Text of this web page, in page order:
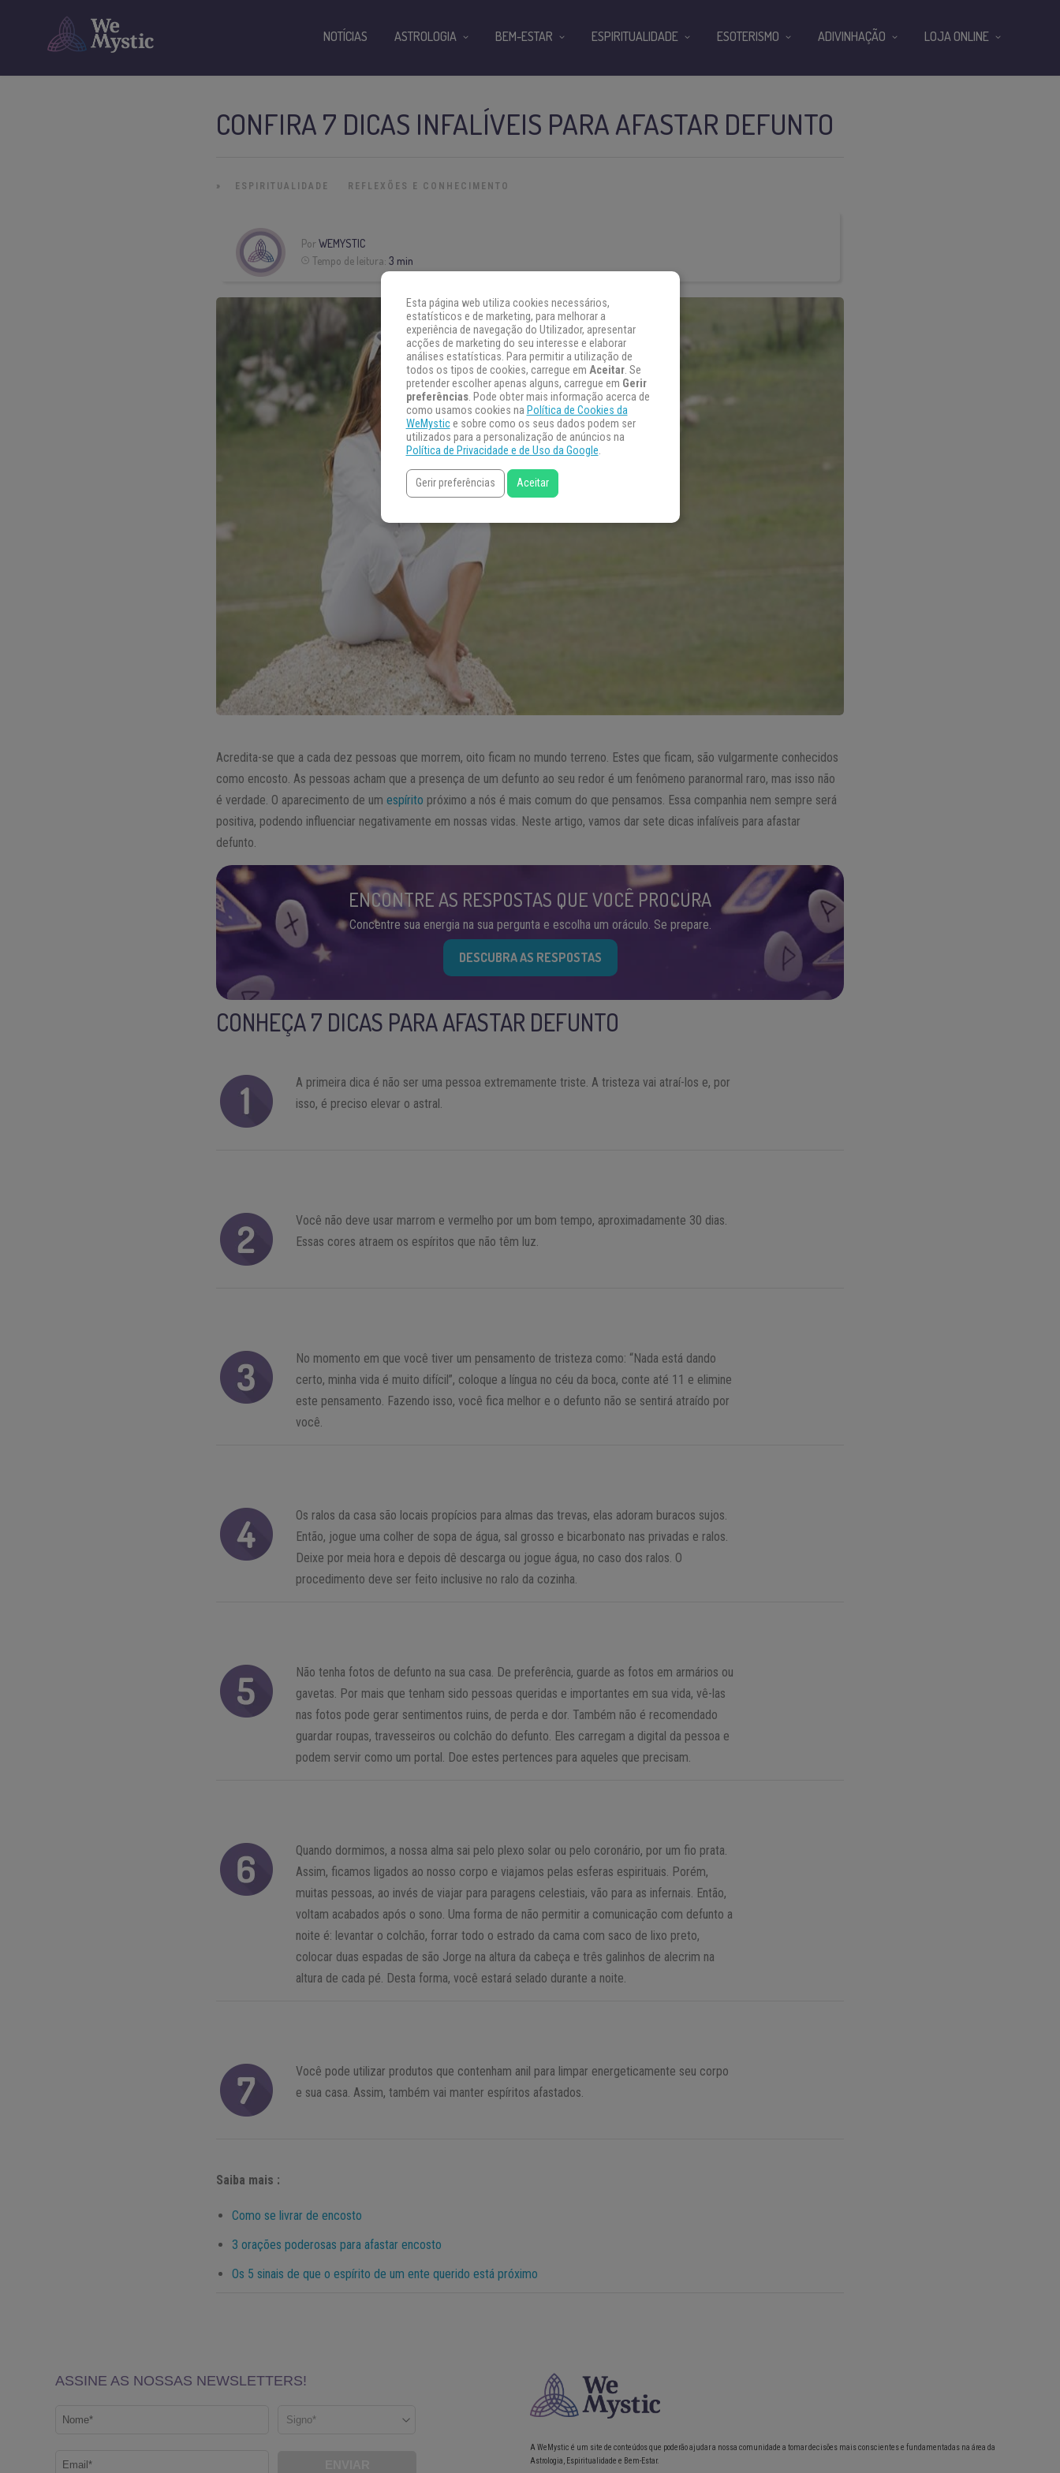
CONFIRA 7 DICAS INFALÍVEIS PARA AFASTAR DEFUNTO
» ESPIRITUALIDADE REFLEXÕES E CONHECIMENTO
PorWEMYSTIC
Tempo de leitura:3 min
Acredita-se que a cada dez pessoas que morrem, oito ficam no mundo terreno. Estes que ficam, são vulgarmente conhecidos
como encosto. As pessoas acham que a presença de um defunto ao seu redor é um fenômeno paranormal raro, mas isso não
é verdade. O aparecimento de umespírito próximo a nós é mais comum do que pensamos. Essa companhia nem sempre será
positiva, podendo influenciar negativamente em nossas vidas. Neste artigo, vamos dar sete dicas infalíveis para afastar
defunto.
ENCONTRE AS RESPOSTAS QUE VOCÊ PROCURA
Concentre sua energia na sua pergunta e escolha um oráculo. Se prepare.
DESCUBRA AS RESPOSTAS
CONHEÇA 7 DICAS PARA AFASTAR DEFUNTO
A primeira dica é não ser uma pessoa extremamente triste. A tristeza vai atraí-los e, por
isso, é preciso elevar o astral.
Você não deve usar marrom e vermelho por um bom tempo, aproximadamente 30 dias.
Essas cores atraem os espíritos que não têm luz.
No momento em que você tiver um pensamento de tristeza como: “Nada está dando
certo, minha vida é muito difícil”, coloque a língua no céu da boca, conte até 11 e elimine
este pensamento. Fazendo isso, você fica melhor e o defunto não se sentirá atraído por
você.
Os ralos da casa são locais propícios para almas das trevas, elas adoram buracos sujos.
Então, jogue uma colher de sopa de água, sal grosso e bicarbonato nas privadas e ralos.
Deixe por meia hora e depois dê descarga ou jogue água, no caso dos ralos. O
procedimento deve ser feito inclusive no ralo da cozinha.
Não tenha fotos de defunto na sua casa. De preferência, guarde as fotos em armários ou
gavetas. Por mais que tenham sido pessoas queridas e importantes em sua vida, vê-las
nas fotos pode gerar sentimentos ruins, de perda e dor. Também não é recomendado
guardar roupas, travesseiros ou colchão do defunto. Eles carregam a digital da pessoa e
podem servir como um portal. Doe estes pertences para aqueles que precisam.
Quando dormimos, a nossa alma sai pelo plexo solar ou pelo coronário, por um fio prata.
Assim, ficamos ligados ao nosso corpo e viajamos pelas esferas espirituais. Porém,
muitas pessoas, ao invés de viajar para paragens celestiais, vão para as infernais. Então,
voltam acabados após o sono. Uma forma de não permitir a comunicação com defunto a
noite é: levantar o colchão, forrar todo o estrado da cama com saco de lixo preto,
colocar duas espadas de são Jorge na altura da cabeça e três galinhos de alecrim na
altura de cada pé. Desta forma, você estará selado durante a noite.
Você pode utilizar produtos que contenham anil para limpar energeticamente seu corpo
e sua casa. Assim, também vai manter espíritos afastados.
Saiba mais :
Como se livrar de encosto
3 orações poderosas para afastar encosto
Os 5 sinais de que o espírito de um ente querido está próximo
NOTÍCIAS ASTROLOGIA BEM-ESTAR ESPIRITUALIDADE ESOTERISMO ADIVINHAÇÃO LOJA ONLINE
A WeMystic é um site de conteúdos que poderão ajudar a nossa comunidade a tomar decisões mais conscientes e fundamentadas na área da
Astrologia, Espiritualidade e Bem-Estar.
Esta página web utiliza cookies necessários,
estatísticos e de marketing, para melhorar a
experiência de navegação do Utilizador, apresentar
acções de marketing do seu interesse e elaborar
análises estatísticas. Para permitir a utilização de
todos os tipos de cookies, carregue em Aceitar. Se
pretender escolher apenas alguns, carregue em Gerir
preferências. Pode obter mais informação acerca de
como usamos cookies na Política de Cookies da
WeMystice sobre como os seus dados podem ser
utilizados para a personalização de anúncios na
Política de Privacidade e de Uso da Google.
Gerir preferências Aceitar